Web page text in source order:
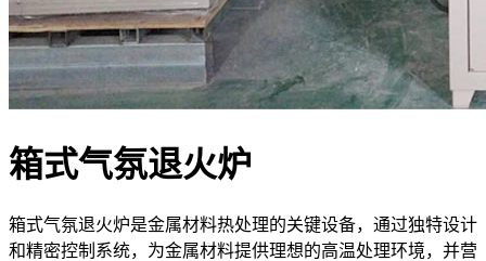
箱式气氛退火炉
箱式气氛退火炉是金属材料热处理的关键设备，通过独特设计
和精密控制系统，为金属材料提供理想的高温处理环境，并营